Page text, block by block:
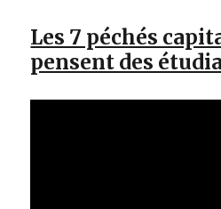
Les 7 péchés
pensent des